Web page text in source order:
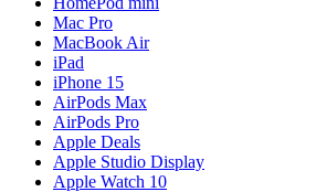
Mac Pro
MacBook Air
iPad
iPhone 15
AirPods Max
AirPods Pro
Apple Deals
Apple Studio Display
Apple Watch 10